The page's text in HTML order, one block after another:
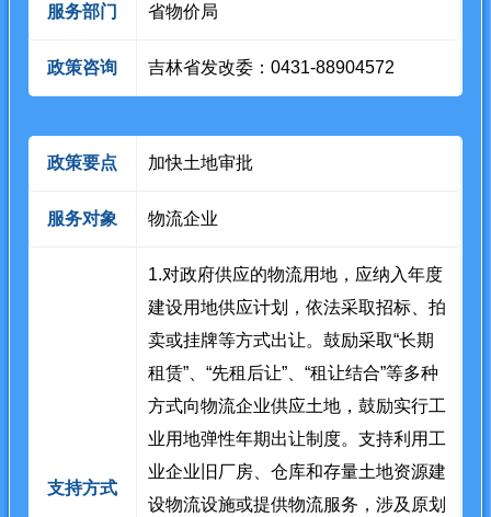
服务部门 省物价局
政策咨询 吉林省发改委：0431-88904572
政策要点 加快土地审批
服务对象 物流企业
支持方式
1.对政府供应的物流用地，应纳入年度
建设用地供应计划，依法采取招标、拍
卖或挂牌等方式出让。鼓励采取“长期
租赁”、“先租后让”、“租让结合”等多种
方式向物流企业供应土地，鼓励实行工
业用地弹性年期出让制度。支持利用工
业企业旧厂房、仓库和存量土地资源建
设物流设施或提供物流服务，涉及原划